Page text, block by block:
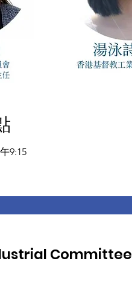
9:15
Committee